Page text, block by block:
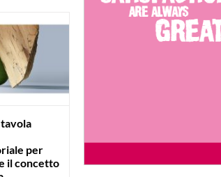
intersettoriale per
aggiornare il
concetto di bellezza
per
il concetto